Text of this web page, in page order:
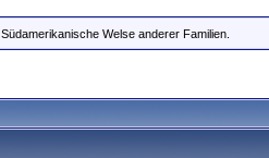
Südamerikanische Welse anderer Familien.